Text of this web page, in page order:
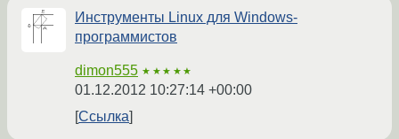
Инструменты Linux для Windows-
программистов
dimon555 ★★★★★
01.12.2012 10:27:14 +00:00
Ссылка